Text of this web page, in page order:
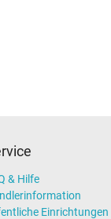
& Hilfe
Einrichtungen